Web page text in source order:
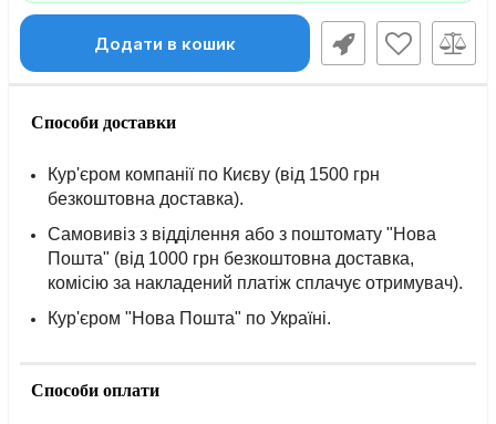
Додати в кошик
Способи доставки
Кур'єром компанії по Києву (від 1500 грн
безкоштовна доставка).
Самовивіз з відділення або з поштомату "Нова
Пошта" (від 1000 грн безкоштовна доставка,
комісію за накладений платіж сплачує отримувач).
Кур'єром "Нова Пошта" по Україні.
Способи оплати